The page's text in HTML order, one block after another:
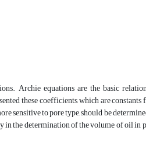
Archie equations are the basic
these coefficients, which are constants
sensitive to pore type, should be
the determination of the volume of oil in